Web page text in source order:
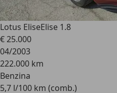
Lotus EliseElise 1.8
€ 25.000
04/2003
222.000 km
Benzina
5,7 l/100 km (comb.)